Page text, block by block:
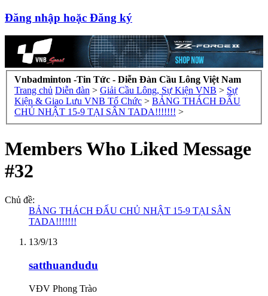
Đăng nhập hoặc Đăng ký
Vnbadminton -Tin Tức - Diễn Đàn Cầu Lông Việt Nam
Trang chủ Diễn đàn > Giải Cầu Lông, Sự Kiện VNB > Sự
Kiện & Giao Lưu VNB Tổ Chức > BẢNG THÁCH ĐẤU
CHỦ NHẬT 15-9 TẠI SÂN TADA!!!!!!! >
Members Who Liked Message
#32
Chủ đề:
BẢNG THÁCH ĐẤU CHỦ NHẬT 15-9 TẠI SÂN
TADA!!!!!!!
13/9/13
satthuandudu
VĐV Phong Trào